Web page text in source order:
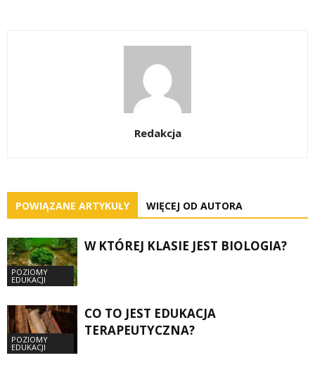
Redakcja
POWIĄZANE ARTYKUŁY WIĘCEJ OD AUTORA
POZIOMY
EDUKACJI
W KTÓREJ KLASIE JEST BIOLOGIA?
POZIOMY
EDUKACJI
CO TO JEST EDUKACJA
TERAPEUTYCZNA?